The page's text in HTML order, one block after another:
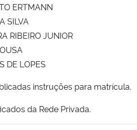
ERTMANN
SILVA
RIBEIRO JUNIOR
DE LOPES
instruções para matrícula.
da Rede Privada.